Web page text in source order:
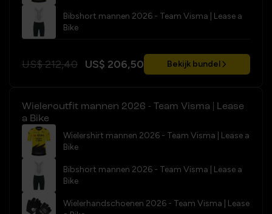
Bibshort mannen 2026 - Team Visma | Lease a
Bike
US$ 212,40 US$ 206,50 Bekijk bundel
Wieleroutfit mannen 2026 - Team Visma | Lease
a Bike
Wielershirt mannen 2026 - Team Visma | Lease a
Bike
Bibshort mannen 2026 - Team Visma | Lease a
Bike
Wielerhandschoenen 2026 - Team Visma | Lease